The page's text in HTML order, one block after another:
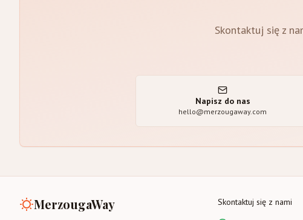
Skontaktuj się z
Napisz do nas
hello@merzougaway.com
MerzougaWay
Skontaktuj się z nami